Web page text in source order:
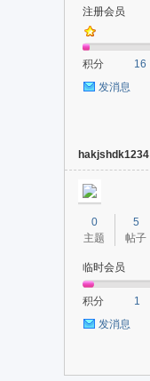
注册会员
积分
16
发消息
hakjshdk1234
0
主题
5
帖子
临时会员
积分
1
发消息